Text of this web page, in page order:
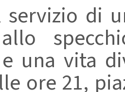
servizio di
una vita
ore 21,